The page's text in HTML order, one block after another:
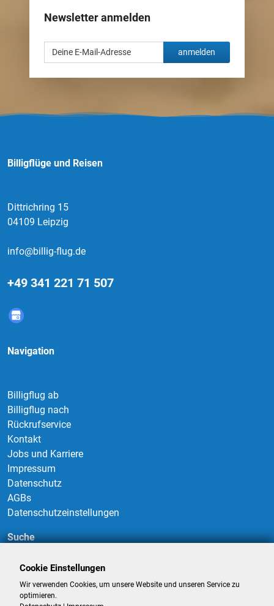
Newsletter anmelden
anmelden
Billigflüge und Reisen
Dittrichring 15
04109 Leipzig
info@billig-flug.de
+49 341 221 71 507
Navigation
Billigflug ab
Billigflug nach
Rückrufservice
Kontakt
Jobs und Karriere
Impressum
Datenschutz
AGBs
Datenschutzeinstellungen
Suche
Suchen
Cookie Einstellungen
Wir verwenden Cookies, um unsere Website und unseren Service zu
optimieren.